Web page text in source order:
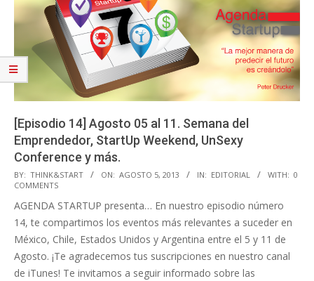
[Episodio 14] Agosto 05 al 11. Semana del
Emprendedor, StartUp Weekend, UnSexy
Conference y más.
2013-
08-
05
BY: THINK&START ON: AGOSTO 5, 2013 IN: EDITORIAL WITH: 0
COMMENTS
AGENDA STARTUP presenta… En nuestro episodio número
14, te compartimos los eventos más relevantes a suceder en
México, Chile, Estados Unidos y Argentina entre el 5 y 11 de
Agosto. ¡Te agradecemos tus suscripciones en nuestro canal
de iTunes! Te invitamos a seguir informado sobre las